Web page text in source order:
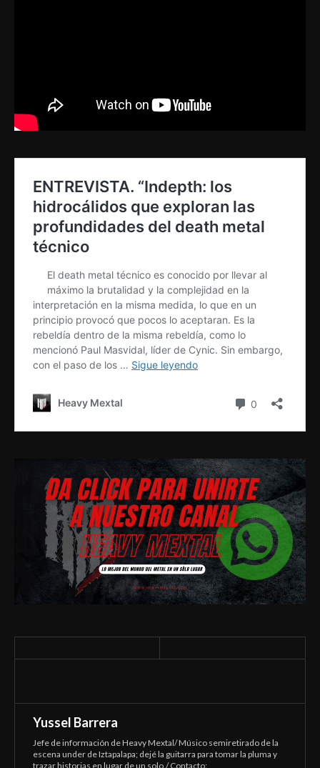
Yussel Barrera
Jefe de información de Heavy Mextal/ Músico semiretirado de la
escena under de Iztapalapa; dejé la guitarra para tomar la pluma y
trazar historias en lugar de un solo./ Contacto: